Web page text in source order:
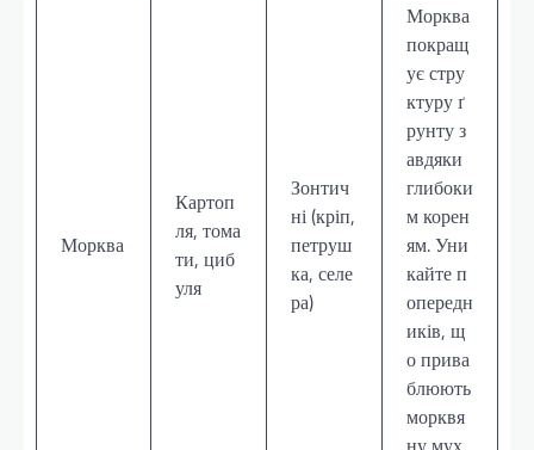
Морква
Картоп
ля, тома
ти, циб
уля
Зонтич
ні (кріп,
петруш
ка, селе
ра)
Морква
покращ
ує стру
ктуру ґ
рунту з
авдяки
глибоки
м корен
ям. Уни
кайте п
опередн
иків, щ
о прива
блюють
морквя